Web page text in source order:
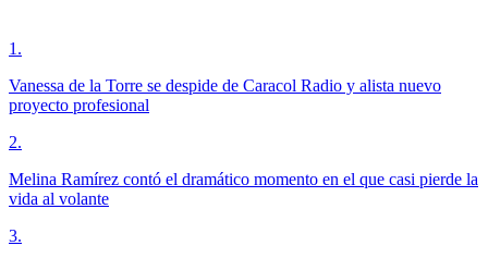
1 .
Vanessa de la Torre se despide de Caracol Radio y alista nuevo
proyecto profesional
2.
Melina Ramírez contó el dramático momento en el que casi pierde la
vida al volante
3.